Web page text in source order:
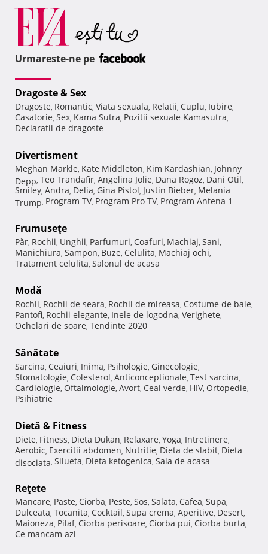
Urmareste-ne pe
Dragoste & Sex
Dragoste, Romantic, Viata sexuala, Relatii, Cuplu, Iubire,
Casatorie, Sex, Kama Sutra, Pozitii sexuale Kamasutra,
Declaratii de dragoste
Divertisment
Meghan Markle, Kate Middleton, Kim Kardashian, Johnny
Depp, Teo Trandafir, Angelina Jolie, Dana Rogoz, Dani Otil,
Smiley, Andra, Delia, Gina Pistol, Justin Bieber, Melania
Trump, Program TV, Program Pro TV, Program Antena 1
Frumuseţe
Păr, Rochii, Unghii, Parfumuri, Coafuri, Machiaj, Sani,
Manichiura, Sampon, Buze, Celulita, Machiaj ochi,
Tratament celulita, Salonul de acasa
Modă
Rochii, Rochii de seara, Rochii de mireasa, Costume de baie,
Pantofi, Rochii elegante, Inele de logodna, Verighete,
Ochelari de soare, Tendinte 2020
Sănătate
Sarcina, Ceaiuri, Inima, Psihologie, Ginecologie,
Stomatologie, Colesterol, Anticonceptionale, Test sarcina,
Cardiologie, Oftalmologie, Avort, Ceai verde, HIV, Ortopedie,
Psihiatrie
Dietă & Fitness
Diete, Fitness, Dieta Dukan, Relaxare, Yoga, Intretinere,
Aerobic, Exercitii abdomen, Nutritie, Dieta de slabit, Dieta
disociata, Silueta, Dieta ketogenica, Sala de acasa
Reţete
Mancare, Paste, Ciorba, Peste, Sos, Salata, Cafea, Supa,
Dulceata, Tocanita, Cocktail, Supa crema, Aperitive, Desert,
Maioneza, Pilaf, Ciorba perisoare, Ciorba pui, Ciorba burta,
Ce mancam azi